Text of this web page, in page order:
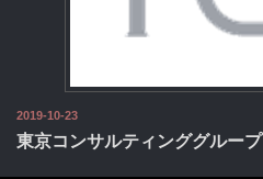
2019-10-23
東京コンサルティンググループ